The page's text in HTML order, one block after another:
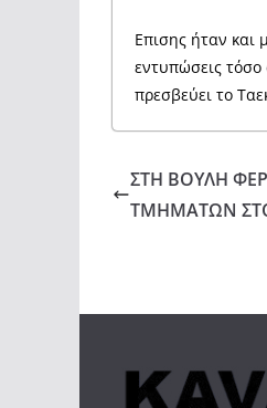
Επισης ήταν και
εντυπώσεις
πρεσβεύει το
ΣΤΗ ΒΟΥΛΗ
ΤΜΗΜΑΤΩΝ